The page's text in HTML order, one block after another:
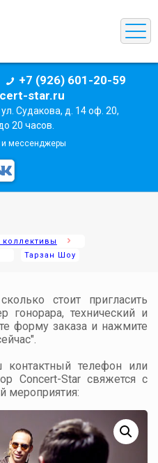
+7 (926) 601-20-59
star.ru
Судакова, д. 14 оф. 20,
20 часов.
и мессенджеры
Тарзан Шоу
стоит пригласить
гонорара, технический и
форму заказа и нажмите
контактный телефон или
Concert-Star свяжется с
мероприятия: